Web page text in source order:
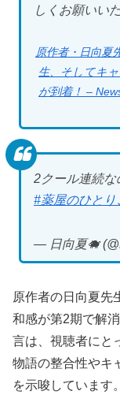
しくお願いい
原作者・日向夏
生、そしてキ
が到着！ –
2クール連続な
#薬屋のひとり
— 日向夏🐗
原作者の日向夏先
和感が第2期で解
言は、視聴者にと
物語の整合性やキ
を示唆しています